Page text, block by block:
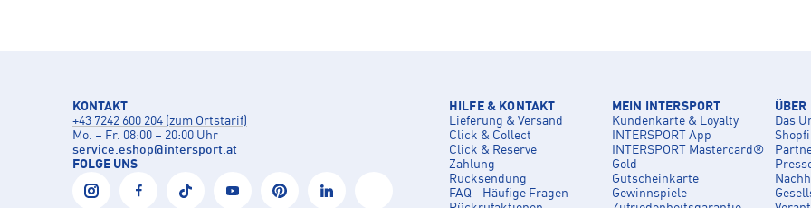
KONTAKT
+43 7242 600 204 (zum Ortstarif)
Mo. – Fr. 08:00 – 20:00 Uhr
service.eshop@intersport.at
FOLGE UNS
HILFE & KONTAKT
Lieferung & Versand
Click & Collect
Click & Reserve
Zahlung
Rücksendung
FAQ - Häufige Fragen
MEIN INTERSPORT
Kundenkarte & Loyalty
INTERSPORT App
INTERSPORT Mastercard®
Gold
Gutscheinkarte
Gewinnspiele
ÜBER
Das